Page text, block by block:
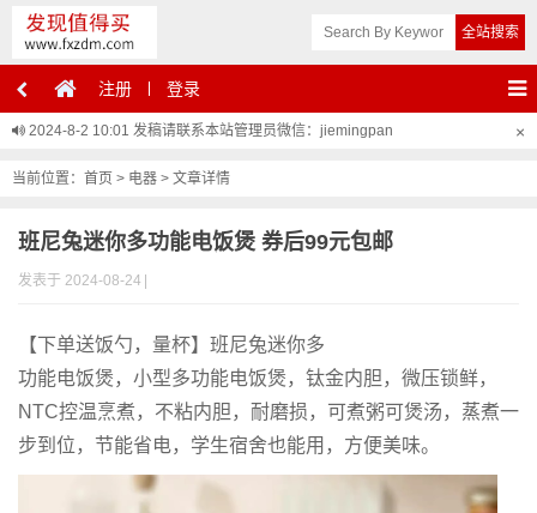
注册 登录
2024-8-2 10:01 发稿请联系本站管理员微信：jiemingpan ×
当前位置： 首页 > 电器 > 文章详情
班尼兔迷你多功能电饭煲 券后99元包邮
发表于 2024-08-24
【下单送饭勺，量杯】班尼兔迷你多
功能电饭煲，小型多功能电饭煲，钛金内胆，微压锁鲜，
NTC控温烹煮，不粘内胆，耐磨损，可煮粥可煲汤，蒸煮一
步到位，节能省电，学生宿舍也能用，方便美味。